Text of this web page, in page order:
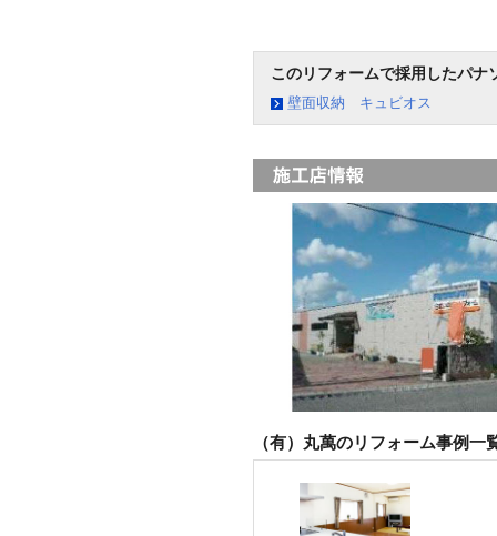
このリフォームで採用したパナ
壁面収納 キュビオス
（有）丸萬のリフォーム事例一